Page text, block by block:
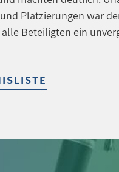
Platzierungen war
Beteiligten ein